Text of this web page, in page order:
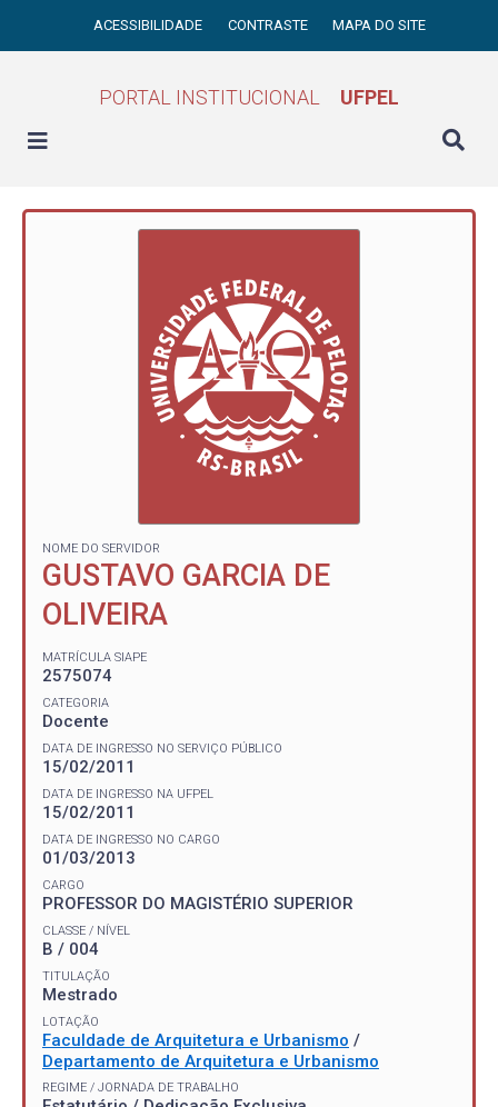
ACESSIBILIDADE CONTRASTE MAPA DO SITE
PORTAL INSTITUCIONAL UFPEL
NOME DO SERVIDOR
GUSTAVO GARCIA DE
OLIVEIRA
MATRÍCULA SIAPE
2575074
CATEGORIA
Docente
DATA DE INGRESSO NO SERVIÇO PÚBLICO
15/02/2011
DATA DE INGRESSO NA UFPEL
15/02/2011
DATA DE INGRESSO NO CARGO
01/03/2013
CARGO
PROFESSOR DO MAGISTÉRIO SUPERIOR
CLASSE / NÍVEL
B / 004
TITULAÇÃO
Mestrado
LOTAÇÃO
Faculdade de Arquitetura e Urbanismo /
Departamento de Arquitetura e Urbanismo
REGIME / JORNADA DE TRABALHO